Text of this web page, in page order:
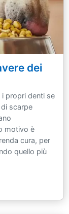
dei
propri denti se
scarpe
motivo è
cura, per
quello più